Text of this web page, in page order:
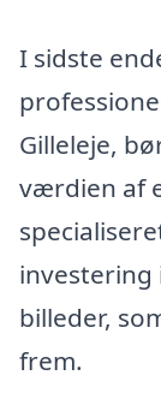
I sidste
Gilleleje,
værdien af
investering
billeder,
frem.